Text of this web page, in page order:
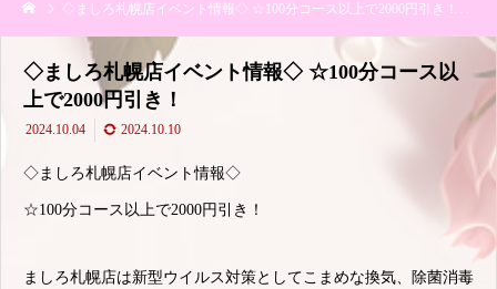
◇ましろ札幌店イベント情報◇ ☆100分コース以上で2000円引き！
◇ましろ札幌店イベント情報◇ ☆100分コース以
上で2000円引き！
2024.10.04 2024.10.10
◇ましろ札幌店イベント情報◇
☆100分コース以上で2000円引き！
ましろ札幌店は新型ウイルス対策としてこまめな換気、除菌消毒